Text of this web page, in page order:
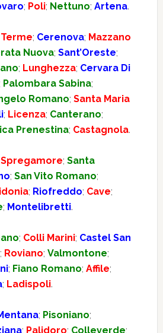
; Poli; Nettuno; Artena.
; Cerenova; Mazzano
Nuova; Sant’Oreste;
; Lunghezza; Cervara Di
Palombara Sabina;
Romano; Santa Maria
; Licenza; Canterano;
Prenestina; Castagnola.
Spregamore; Santa
; San Vito Romano;
; Riofreddo; Cave;
; Montelibretti.
; Colli Marini; Castel San
; Roviano; Valmontone;
; Fiano Romano; Affile;
; Ladispoli.
; Pisoniano;
; Palidoro; Colleverde;